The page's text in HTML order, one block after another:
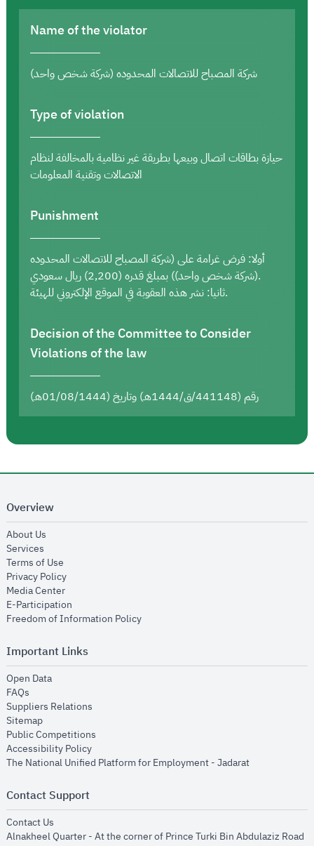
Name of the violator
شركة المصباح للاتصالات المحدوده (شركة شخص واحد)
Type of violation
حيازة بطاقات اتصال وبيعها بطريقة غير نظامية بالمخالفة لنظام
الاتصالات وتقنية المعلومات
Punishment
أولا: فرض غرامة على (شركة المصباح للاتصالات المحدوده
(شركة شخص واحد)) بمبلغ قدره (2,200) ريال سعودي.
ثانيا: نشر هذه العقوبة في الموقع الإلكتروني للهيئة.
Decision of the Committee to Consider
Violations of the law
رقم (441148/ق/1444هـ) وتاريخ (01/08/1444هـ)
Overview
About Us
Services
Terms of Use
Privacy Policyopens in new window
Media Centeropens in new window
E-Participation
Freedom of Information Policyopens in new window
Important Links
Open Dataopens in new window
FAQs
Suppliers Relations
Sitemapopens in new window
Public Competitions
Accessibility Policyopens in new window
The National Unified Platform for Employment - Jadaratopens in new
Contact Support
Contact Us
Alnakheel Quarter - At the corner of Prince Turki Bin Abdulaziz Road